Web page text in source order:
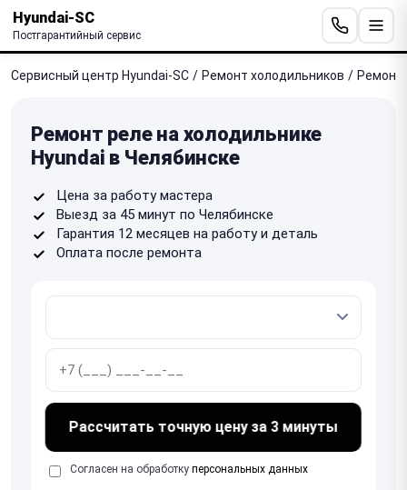
Hyundai-SC
Постгарантийный сервис
Сервисный центр Hyundai-SC / Ремонт холодильников / Ремонт
Ремонт реле на холодильнике
Hyundai в Челябинске
Цена за работу мастера
Выезд за 45 минут по Челябинске
Гарантия 12 месяцев на работу и деталь
Оплата после ремонта
Рассчитать точную цену за 3 минуты
Согласен на обработку персональных данных